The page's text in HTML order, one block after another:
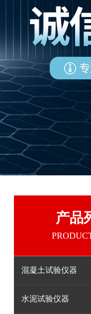
产品
混凝土试验仪器
水泥试验仪器